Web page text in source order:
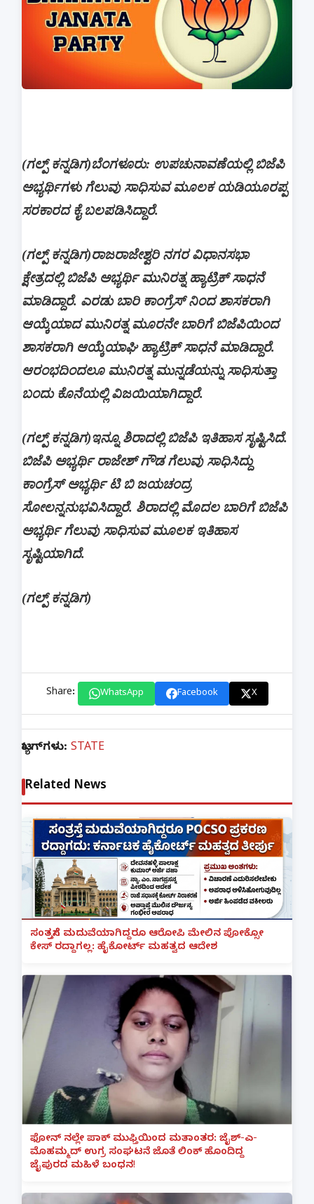
(ಗಲ್ಪ್ ಕನ್ನಡಿಗ)ಬೆಂಗಳೂರು: ಉಪಚುನಾವಣೆಯಲ್ಲಿ ಬಿಜೆಪಿ
ಅಭ್ಯರ್ಥಿಗಳು ಗೆಲುವು ಸಾಧಿಸುವ ಮೂಲಕ ಯಡಿಯೂರಪ್ಪ
ಸರಕಾರದ ಕೈ ಬಲಪಡಿಸಿದ್ದಾರೆ.
(ಗಲ್ಪ್ ಕನ್ನಡಿಗ)ರಾಜರಾಜೇಶ್ವರಿ ನಗರ ವಿಧಾನಸಭಾ
ಕ್ಷೇತ್ರದಲ್ಲಿ ಬಿಜೆಪಿ ಅಭ್ಯರ್ಥಿ ಮುನಿರತ್ನ ಹ್ಯಾಟ್ರಿಕ್ ಸಾಧನೆ
ಮಾಡಿದ್ದಾರೆ. ಎರಡು ಬಾರಿ ಕಾಂಗ್ರೆಸ್ ನಿಂದ ಶಾಸಕರಾಗಿ
ಆಯ್ಕೆಯಾದ ಮುನಿರತ್ನ ಮೂರನೇ ಬಾರಿಗೆ ಬಿಜೆಪಿಯಿಂದ
ಶಾಸಕರಾಗಿ ಆಯ್ಕೆಯಾಘಿ ಹ್ಯಾಟ್ರಿಕ್ ಸಾಧನೆ ಮಾಡಿದ್ದಾರೆ.
ಆರಂಭದಿಂದಲೂ ಮುನಿರತ್ನ ಮುನ್ನಡೆಯನ್ನು ಸಾಧಿಸುತ್ತಾ
ಬಂದು ಕೊನೆಯಲ್ಲಿ ವಿಜಯಿಯಾಗಿದ್ದಾರೆ.
(ಗಲ್ಪ್ ಕನ್ನಡಿಗ)ಇನ್ನೂ ಶಿರಾದಲ್ಲಿ ಬಿಜೆಪಿ ಇತಿಹಾಸ ಸೃಷ್ಟಿಸಿದೆ.
ಬಿಜೆಪಿ ಅಭ್ಯರ್ಥಿ ರಾಜೇಶ್ ಗೌಡ ಗೆಲುವು ಸಾಧಿಸಿದ್ದು
ಕಾಂಗ್ರೆಸ್ ಅಭ್ಯರ್ಥಿ ಟಿ ಬಿ ಜಯಚಂದ್ರ
ಸೋಲನ್ನನುಭವಿಸಿದ್ದಾರೆ. ಶಿರಾದಲ್ಲಿ ಮೊದಲ ಬಾರಿಗೆ ಬಿಜೆಪಿ
ಅಭ್ಯರ್ಥಿ ಗೆಲುವು ಸಾಧಿಸುವ ಮೂಲಕ ಇತಿಹಾಸ
ಸೃಷ್ಟಿಯಾಗಿದೆ.
(ಗಲ್ಪ್ ಕನ್ನಡಿಗ)
Share: WhatsApp Facebook X
ಟ್ಯಾಗ್‌ಗಳು: STATE
Related News
ಸಂತ್ರಸ್ತೆಗೆ ಮದುವೆಯಾಗಿದ್ದರೂ ಆರೋಪಿ ಮೇಲಿನ ಪೋಕ್ಸೋ
ಕೇಸ್ ರದ್ದಾಗಲ್ಲ: ಹೈಕೋರ್ಟ್ ಮಹತ್ವದ ಆದೇಶ
ಫೋನ್ ನಲ್ಲೇ ಪಾಕ್ ಮುಫ್ತಿಯಿಂದ ಮತಾಂತರ: ಜೈಶ್-ಎ-
ಮೊಹಮ್ಮದ್ ಉಗ್ರ ಸಂಘಟನೆ ಜೊತೆ ಲಿಂಕ್ ಹೊಂದಿದ್ದ
ಜೈಪುರದ ಮಹಿಳೆ ಬಂಧನ!